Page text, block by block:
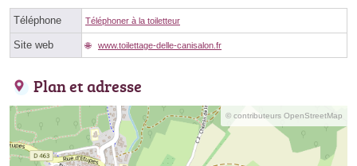
Téléphone Téléphoner à la toiletteur
Site web www.toilettage-delle-canisalon.fr
Plan et adresse
© contributeurs OpenStreetMap